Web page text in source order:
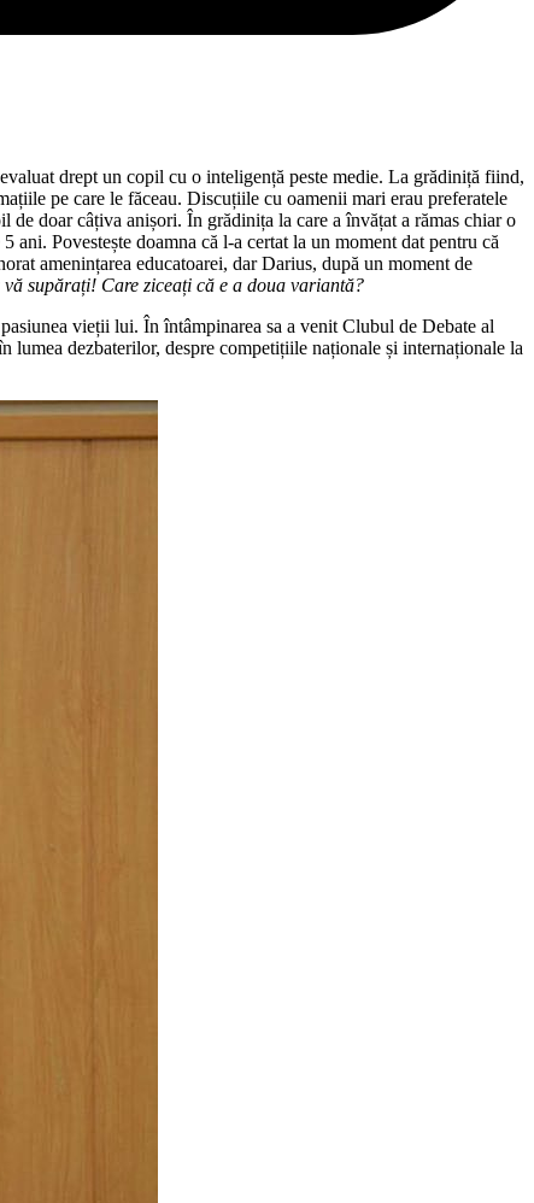
drept un copil cu o inteligență peste medie. La grădiniță fiind,
pe care le făceau. Discuțiile cu oamenii mari erau preferatele
de doar câțiva anișori. În grădinița la care a învățat a rămas chiar o
Povestește doamna că l-a certat la un moment dat pentru că
amenințarea educatoarei, dar Darius, după un moment de
vă supărați! Care ziceați că e a doua variantă?
vieții lui. În întâmpinarea sa a venit Clubul de Debate al
dezbaterilor, despre competițiile naționale și internaționale la